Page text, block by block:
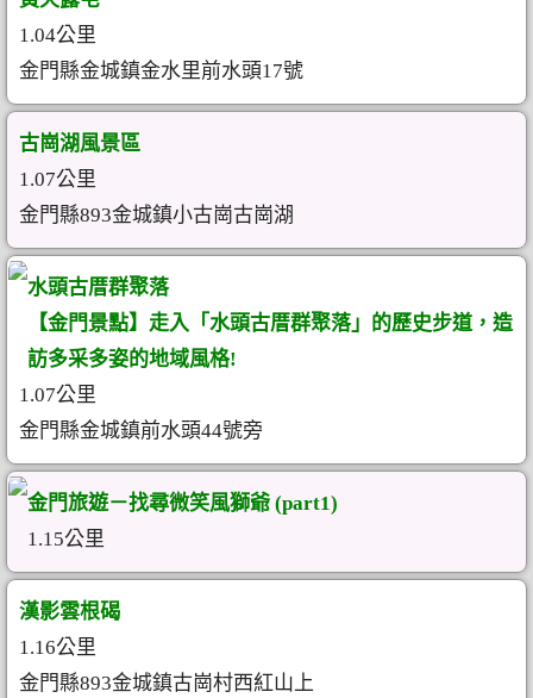
1.04公里
金門縣金城鎮金水里前水頭17號
古崗湖風景區
1.07公里
金門縣893金城鎮小古崗古崗湖
水頭古厝群聚落
【金門景點】走入「水頭古厝群聚落」的歷史步道，造
訪多采多姿的地域風格!
1.07公里
金門縣金城鎮前水頭44號旁
金門旅遊－找尋微笑風獅爺 (part1)
1.15公里
漢影雲根碣
1.16公里
金門縣893金城鎮古崗村西紅山上